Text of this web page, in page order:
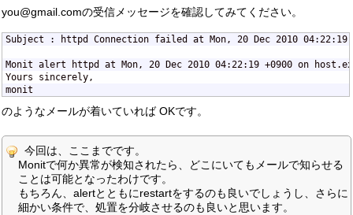
you@gmail.comの受信メッセージを確認してみてください。
Subject : httpd Connection failed at Mon, 20 Dec 2010 04:22:19
Monit alert httpd at Mon, 20 Dec 2010 04:22:19 +0900 on
Yours sincerely,
monit
のようなメールが着いていれば OKです。
今回は、ここまでです。
Monitで何か異常が検知されたら、どこにいてもメールで知らせる
ことは可能となったわけです。
もちろん、alertとともにrestartをするのも良いでしょうし、さらに
細かい条件で、処置を分岐させるのも良いと思います。